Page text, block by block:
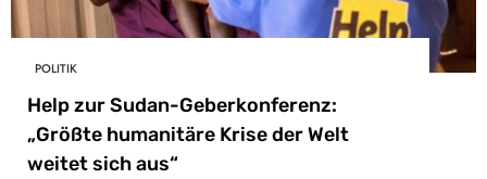
POLITIK
Help zur Sudan-Geberkonferenz:
„Größte humanitäre Krise der Welt
weitet sich aus“